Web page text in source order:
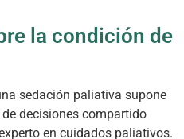
la condición de
sedación paliativa supone
decisiones compartido
en cuidados paliativos.